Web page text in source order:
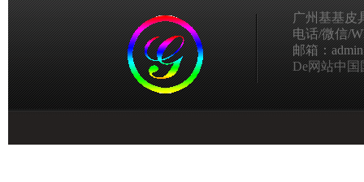
广州基基皮
电话/微信/
邮箱：
De网站中国